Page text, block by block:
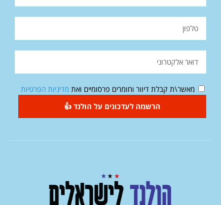
מאשר\ת קבלת דיוור וחומרים פרסומיים ואת מדיניות הפרטיות
הרשמה לעדכונים על הולנד 👍